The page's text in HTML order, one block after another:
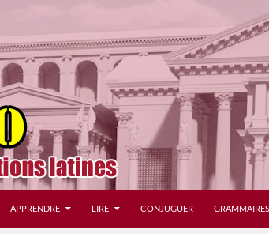
APPRENDRE LIRE CONJUGUER GRAMMAIRES